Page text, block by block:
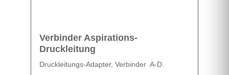
Verbinder Aspirations-
Druckleitung
Druckleitungs-Adapter, Verbinder A-D.